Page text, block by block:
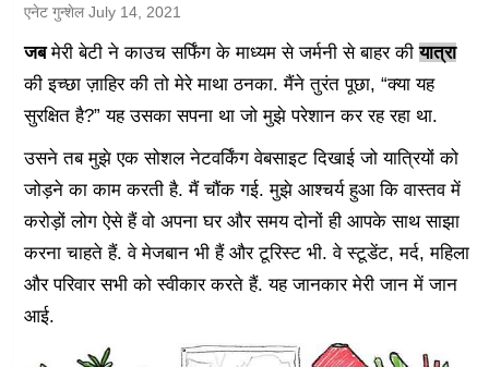
एनेट गुन्शेल July 14, 2021
जबमेरी बेटी ने काउच सर्फिंग के माध्यम से जर्मनी से बाहर कीयात्रा
की इच्छा ज़ाहिर की तो मेरे माथा ठनका. मैंने तुरंत पूछा, “क्या यह
सुरक्षित है?” यह उसका सपना था जो मुझे परेशान कर रह रहा था.
उसने तब मुझे एक सोशल नेटवर्किंग वेबसाइट दिखाई जो यात्रियों को
जोड़ने का काम करती है. मैं चौंक गई. मुझे आश्चर्य हुआ कि वास्तव में
करोड़ों लोग ऐसे हैं वो अपना घर और समय दोनों ही आपके साथ साझा
करना चाहते हैं. वे मेजबान भी हैं और टूरिस्ट भी. वे स्टूडेंट, मर्द, महिला
और परिवार सभी को स्वीकार करते हैं. यह जानकार मेरी जान में जान
आई.